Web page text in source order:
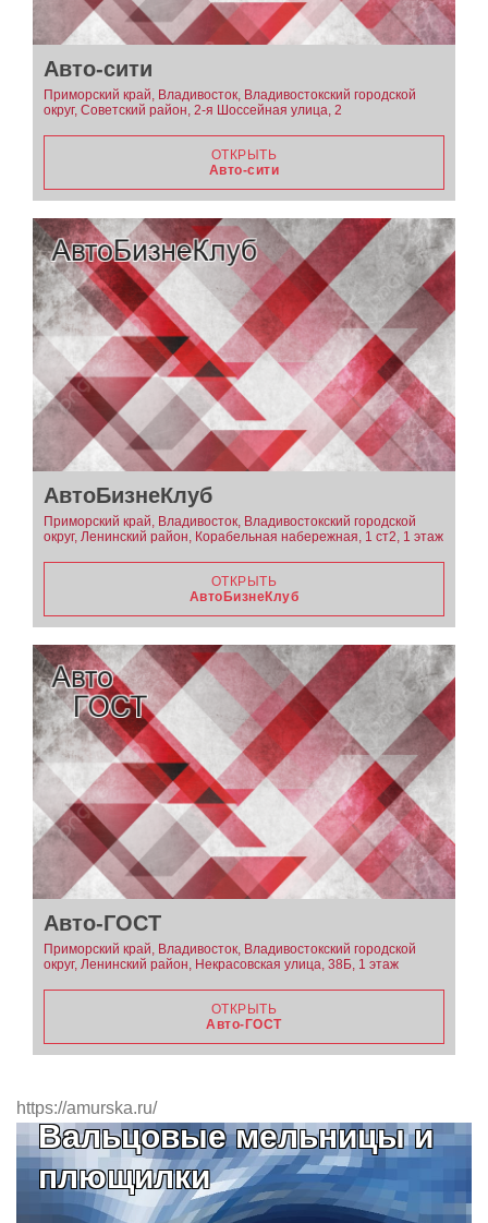
Авто-сити
Приморский край, Владивосток, Владивостокский городской
округ, Советский район, 2-я Шоссейная улица, 2
ОТКРЫТЬ
Авто-сити
АвтоБизнеКлуб
Приморский край, Владивосток, Владивостокский городской
округ, Ленинский район, Корабельная набережная, 1 ст2, 1 этаж
ОТКРЫТЬ
АвтоБизнеКлуб
Авто-ГОСТ
Приморский край, Владивосток, Владивостокский городской
округ, Ленинский район, Некрасовская улица, 38Б, 1 этаж
ОТКРЫТЬ
Авто-ГОСТ
https://amurska.ru/
Вальцовые мельницы и
плющилки